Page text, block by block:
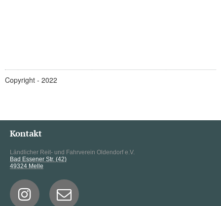
Copyright - 2022
Kontakt
Ländlicher Reit- und Fahrverein Oldendorf e.V.
Bad Essener Str. (42)
49324 Melle
 